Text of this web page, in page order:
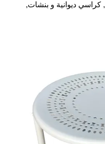
, كراسي ديوانية و بنشات,